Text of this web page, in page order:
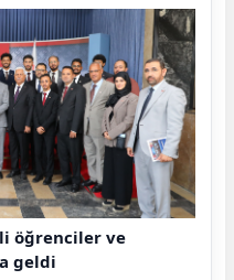
öğrenciler ve
geldi